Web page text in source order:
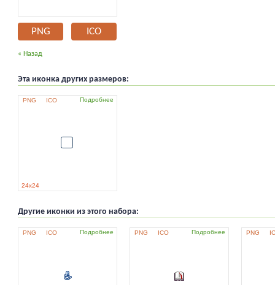
PNG ICO
« Назад
Эта иконка других размеров:
PNG ICO Подробнее
24x24
Другие иконки из этого набора:
PNG ICO Подробнее PNG ICO Подробнее PNG